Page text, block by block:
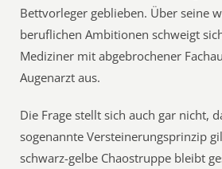
Bettvorleger geblieben. Über seine
beruflichen Ambitionen schweigt
Mediziner mit abgebrochener
Augenarzt aus.
Die Frage stellt sich auch gar nicht,
sogenannte Versteinerungsprinzip
schwarz-gelbe Chaostruppe bleibt